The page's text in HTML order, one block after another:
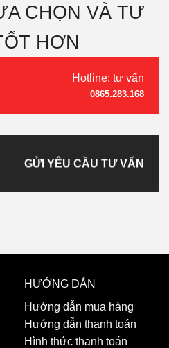
CHỌN VÀ TƯ
HƠN
Hotline: tư vấn
0865.283.168
GỬI YÊU CẦU TƯ VẤN
HƯỚNG DẪN
Hướng dẫn mua hàng
Hướng dẫn thanh toán
Hình thức thanh toán